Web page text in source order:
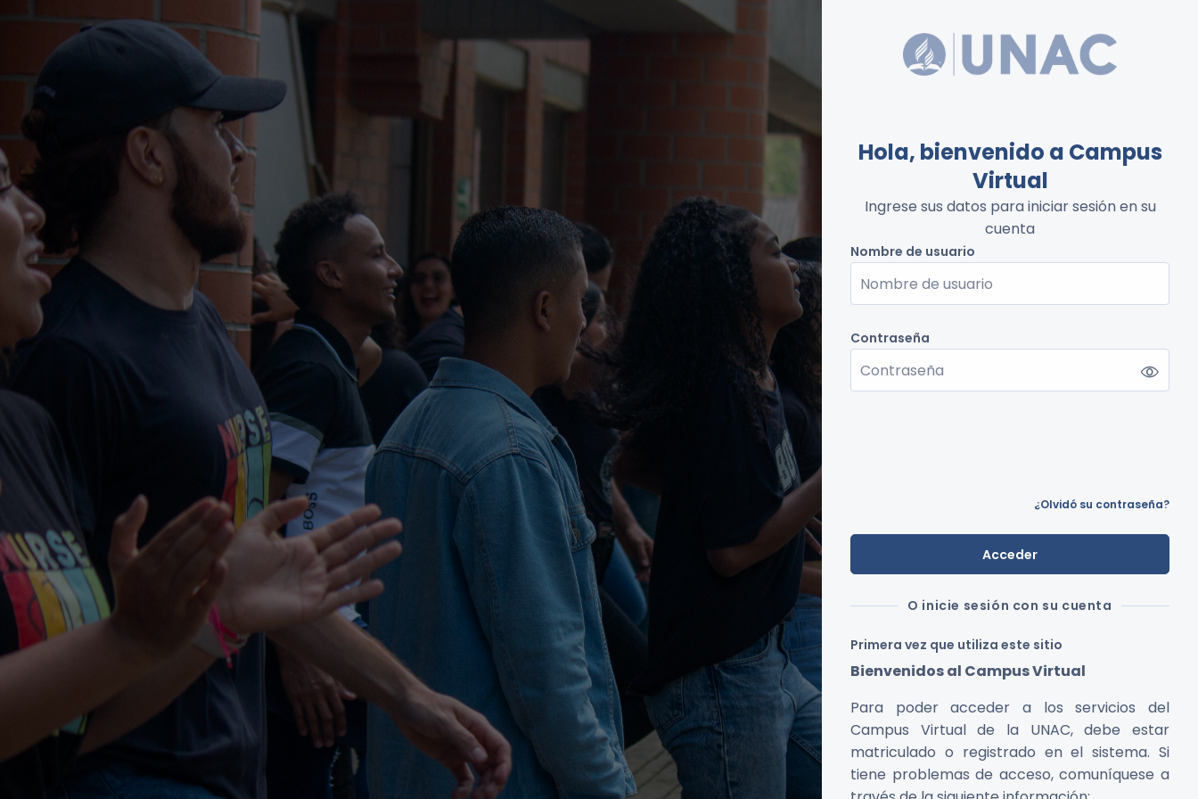
Hola, bienvenido a Campus
Virtual
Ingrese sus datos para iniciar sesión en su
cuenta
Nombre de usuario
Nombre de usuario
Contraseña
Contraseña
¿Olvidó su contraseña?
Acceder
O inicie sesión con su cuenta
Primera vez que utiliza este sitio
Bienvenidos al Campus Virtual
Para poder acceder a los servicios del
Campus Virtual de la UNAC, debe estar
matriculado o registrado en el sistema. Si
tiene problemas de acceso, comuníquese a